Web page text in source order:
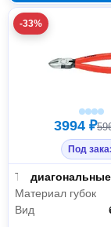
-33%
3994 ₽
Под
Тип
Материал губок
Вид